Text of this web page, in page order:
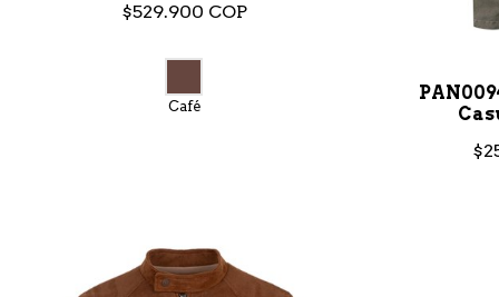
$529.900 COP
Café